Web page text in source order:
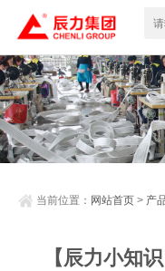
当前位置： 网站首页 > 产
【辰力小知